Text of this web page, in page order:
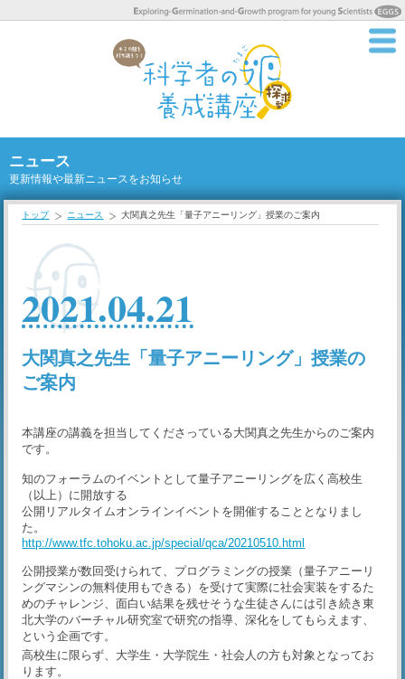
ニュース
更新情報や最新ニュースをお知らせ
トップ ニュース 大関真之先生「量子アニーリング」授業のご案内
2021.04.21
大関真之先生「量子アニーリング」授業の
ご案内
本講座の講義を担当してくださっている大関真之先生からのご案内
です。
知のフォーラムのイベントとして量子アニーリングを広く高校生
（以上）に開放する
公開リアルタイムオンラインイベントを開催することとなりまし
た。
http://www.tfc.tohoku.ac.jp/special/qca/20210510.html
公開授業が数回受けられて、プログラミングの授業（量子アニーリ
ングマシンの無料使用もできる）を受けて実際に社会実装をするた
めのチャレンジ、面白い結果を残せそうな生徒さんには引き続き東
北大学のバーチャル研究室で研究の指導、深化をしてもらえます、
という企画です。
高校生に限らず、大学生・大学院生・社会人の方も対象となってお
ります。